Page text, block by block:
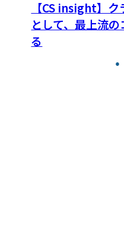
【CS insight】
として、最上流
る